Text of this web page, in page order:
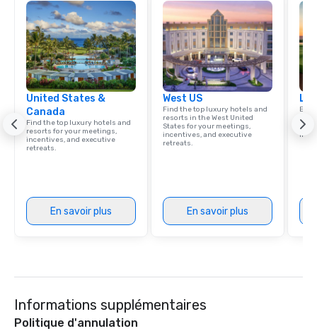
execution.
United States &
Canada
Find the top luxury hotels and
resorts for your meetings,
incentives, and executive
retreats.
En savoir plus
West US
Find the top luxury hotels and
resorts in the West United
States for your meetings,
incentives, and executive
retreats.
En savoir plus
Informations supplémentaires
Politique d'annulation